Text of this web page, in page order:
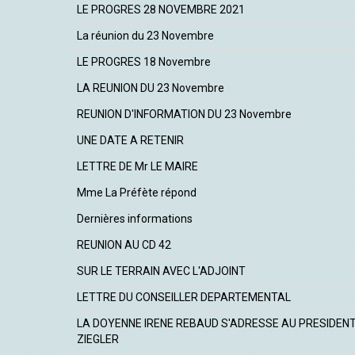
LE PROGRES 28 NOVEMBRE 2021
La réunion du 23 Novembre
LE PROGRES 18 Novembre
LA REUNION DU 23 Novembre
REUNION D'INFORMATION DU 23 Novembre
UNE DATE A RETENIR
LETTRE DE Mr LE MAIRE
Mme La Préfète répond
Dernières informations
REUNION AU CD 42
SUR LE TERRAIN AVEC L'ADJOINT
LETTRE DU CONSEILLER DEPARTEMENTAL
LA DOYENNE IRENE REBAUD S'ADRESSE AU
ZIEGLER